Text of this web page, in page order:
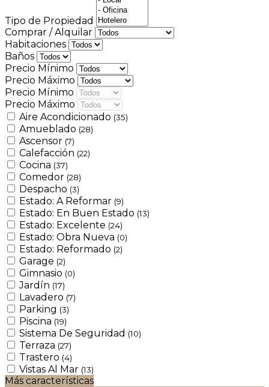
Tipo de Propiedad
Comprar / Alquilar
Habitaciones
Baños
Precio Mínimo
Precio Máximo
Precio Mínimo
Precio Máximo
Aire Acondicionado (35)
Amueblado (28)
Ascensor (7)
Calefacción (22)
Cocina (37)
Comedor (28)
Despacho (3)
Estado: A Reformar (9)
Estado: En Buen Estado (13)
Estado: Excelente (24)
Estado: Obra Nueva (0)
Estado: Reformado (2)
Garage (2)
Gimnasio (0)
Jardín (17)
Lavadero (7)
Parking (3)
Piscina (19)
Sistema De Seguridad (10)
Terraza (27)
Trastero (4)
Vistas Al Mar (13)
Más características